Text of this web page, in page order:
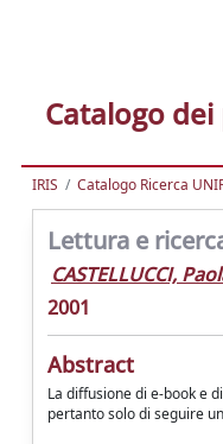
Catalogo
IRIS Catalogo Ricerca
Lettura e
CASTELLUCCI,
2001
Abstract
La diffusione di e-book e
pertanto solo di seguire